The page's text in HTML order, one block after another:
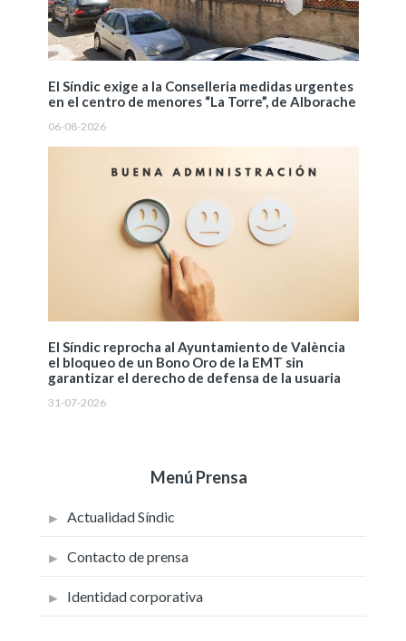
El Síndic exige a la Conselleria medidas urgentes
en el centro de menores “La Torre”, de Alborache
06-08-2026
El Síndic reprocha al Ayuntamiento de València
el bloqueo de un Bono Oro de la EMT sin
garantizar el derecho de defensa de la usuaria
31-07-2026
Menú Prensa
Actualidad Síndic
Contacto de prensa
Identidad corporativa